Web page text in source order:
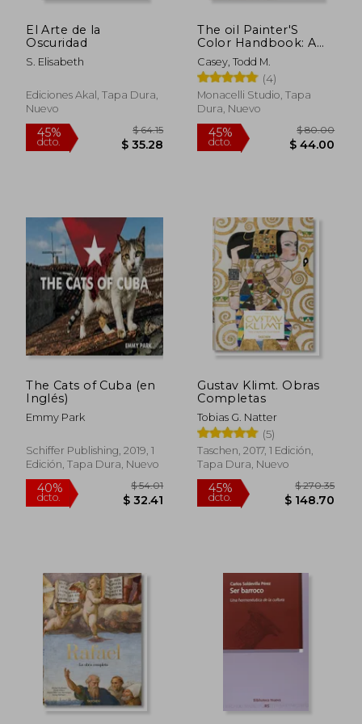
dcto. $ 17.40
El Arte de la
Oscuridad
S. Elisabeth
Ediciones Akal, Tapa Dura,
Nuevo
45%
dcto.
$ 64.15
The oil Painter'S
Color Handbook: A
Contemporary Guide
to Color Mixing,
Pigments, Palettes,
and Harmony (en
Inglés)
Casey, Todd M.
(4)
Monacelli Studio, Tapa
Dura, Nuevo
45%
dcto.
The Cats of Cuba (en
Inglés)
Emmy Park
Schiffer Publishing, 2019, 1
Edición, Tapa Dura, Nuevo
Gustav Klimt. Obras
Completas
Tobias G. Natter
(5)
Taschen, 2017, 1 Edición,
Tapa Dura, Nuevo